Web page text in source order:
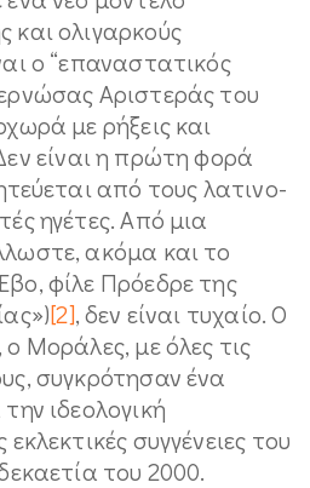
και ολιγαρκούς
ο “επαναστατικός
Αριστεράς του
με ρήξεις και
είναι η πρώτη φορά
από τους λατινο-
ηγέτες. Από μια
ακόμα και το
φίλε Πρόεδρε της
[2], δεν είναι τυχαίο. Ο
Μοράλες, με όλες τις
συγκρότησαν ένα
ιδεολογική
συγγένειες του
του 2000.